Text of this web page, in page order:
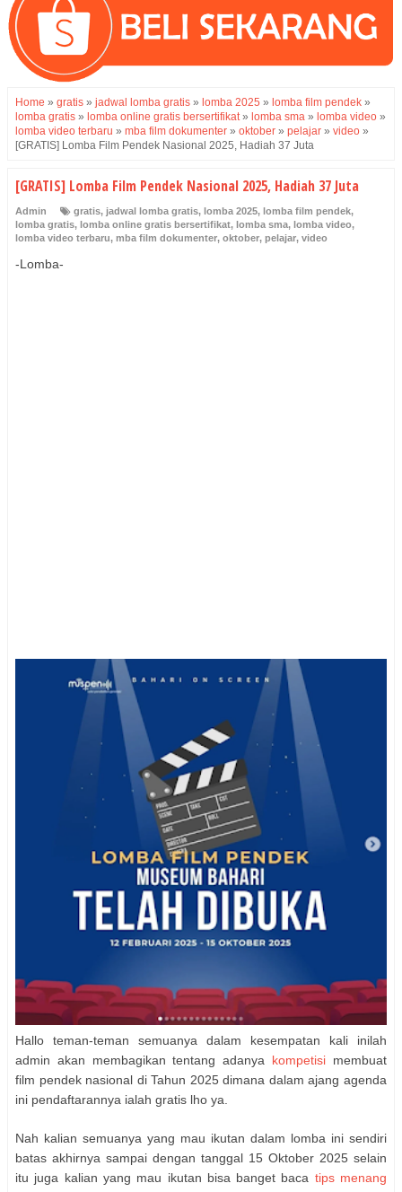
Home » gratis » jadwal lomba gratis » lomba 2025 » lomba film pendek »
lomba gratis » lomba online gratis bersertifikat» lomba sma » lomba video »
lomba video terbaru » mba film dokumenter » oktober » pelajar » video »
[GRATIS] Lomba Film Pendek Nasional 2025, Hadiah 37 Juta
[GRATIS] Lomba Film Pendek Nasional 2025, Hadiah 37 Juta
Admin gratis, jadwal lomba gratis, lomba 2025, lomba film pendek,
lomba gratis, lomba online gratis bersertifikat, lomba sma, lomba video,
lomba video terbaru, mba film dokumenter, oktober, pelajar, video
-Lomba-
Hallo teman-teman semuanya dalam kesempatan kali inilah
admin akan membagikan tentang adanya kompetisi membuat
film pendek nasional di Tahun 2025 dimana dalam ajang agenda
ini pendaftarannya ialah gratis lho ya.
Nah kalian semuanya yang mau ikutan dalam lomba ini sendiri
batas akhirnya sampai dengan tanggal 15 Oktober 2025 selain
itu juga kalian yang mau ikutan bisa banget baca tips menang